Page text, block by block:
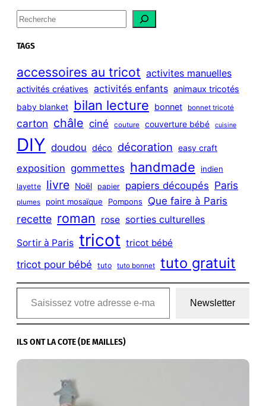
S
e
a
c
h
TAGS
accessoires au tricot activites manuelles
activités créatives activités enfants animaux tricotés
baby blanket bilan lecture bonnet bonnet tricoté
carton châle ciné couture couverture bébé cuisine
DIY doudou déco décoration easy craft
exposition gommettes handmade indien
layette livre Noël papier papiers découpés Paris
plumes point mosaïque Pompons Que faire à Paris
recette roman rose sorties culturelles
Sortir à Paris tricot tricot bébé
tricot pour bébé tuto tuto bonnet tuto gratuit
Saisissez votre adresse e-mail…
Newsletter
ILS ONT LA COTE (DE MAILLES)